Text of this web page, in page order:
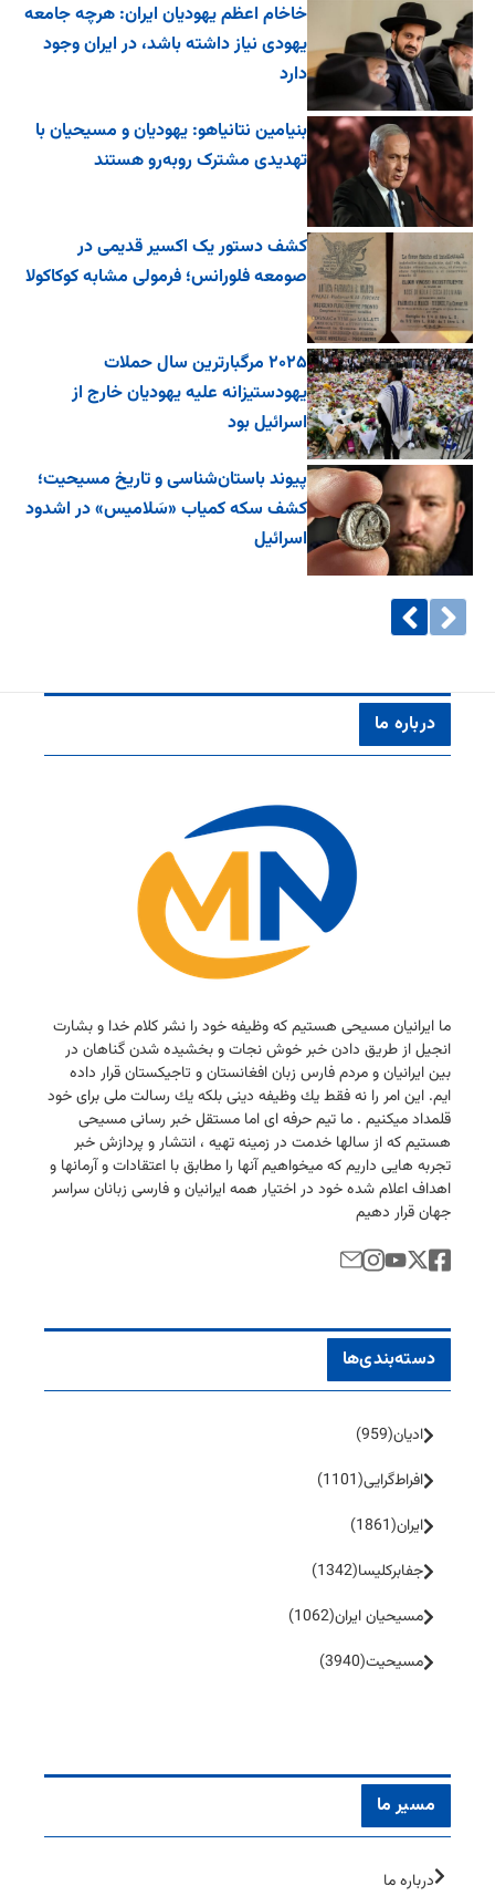
خاخام اعظم یهودیان ایران: هرچه جامعه
یهودی نیاز داشته باشد، در ایران وجود
دارد
بنیامین نتانیاهو: یهودیان و مسیحیان با
تهدیدی مشترک روبه‌رو هستند
کشف دستور یک اکسیر قدیمی در
صومعه فلورانس؛ فرمولی مشابه کوکاکولا
۲۰۲۵ مرگبارترین سال حملات
یهودستیزانه علیه یهودیان خارج از
اسرائیل بود
پیوند باستان‌شناسی و تاریخ مسیحیت؛
کشف سکه کمیاب «سَلامیس» در اشدود
اسرائیل
درباره ما
ما ایرانیان مسیحی هستیم كه وظیفه خود را نشر كلام خدا و بشارت
انجیل از طریق دادن خبر خوش نجات و بخشیده شدن گناهان در
بین ایرانیان و مردم فارس زبان افغانستان و تاجیكستان قرار داده
ایم. این امر را نه فقط یك وظیفه دینی بلكه یك رسالت ملی برای خود
قلمداد میكنیم . ما تیم حرفه ای اما مستقل خبر رسانی مسیحی
هستیم كه از سالها خدمت در زمینه تهیه ، انتشار و پردازش خبر
تجربه هایی داریم كه میخواهیم آنها را مطابق با اعتقادات و آرمانها و
اهداف اعلام شده خود در اختیار همه ایرانیان و فارسی زبانان سراسر
جهان قرار دهیم
دسته‌بندی‌ها
ادیان(959)
افراط‌گرایی(1101)
ایران(1861)
جفا‌بر‌کلیسا(1342)
مسیحیان ایران(1062)
مسیحیت(3940)
مسیر ما
درباره ما